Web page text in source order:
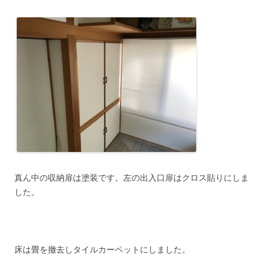
真ん中の収納扉は塗装です。左の出入口扉はクロス貼りにしま
した。
床は畳を撤去しタイルカーペットにしました。